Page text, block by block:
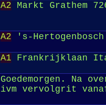
A2 Markt Grathem
A2 's-
A1 Frankrijklaan
Goedemorgen. Na
ivm vervolgrit